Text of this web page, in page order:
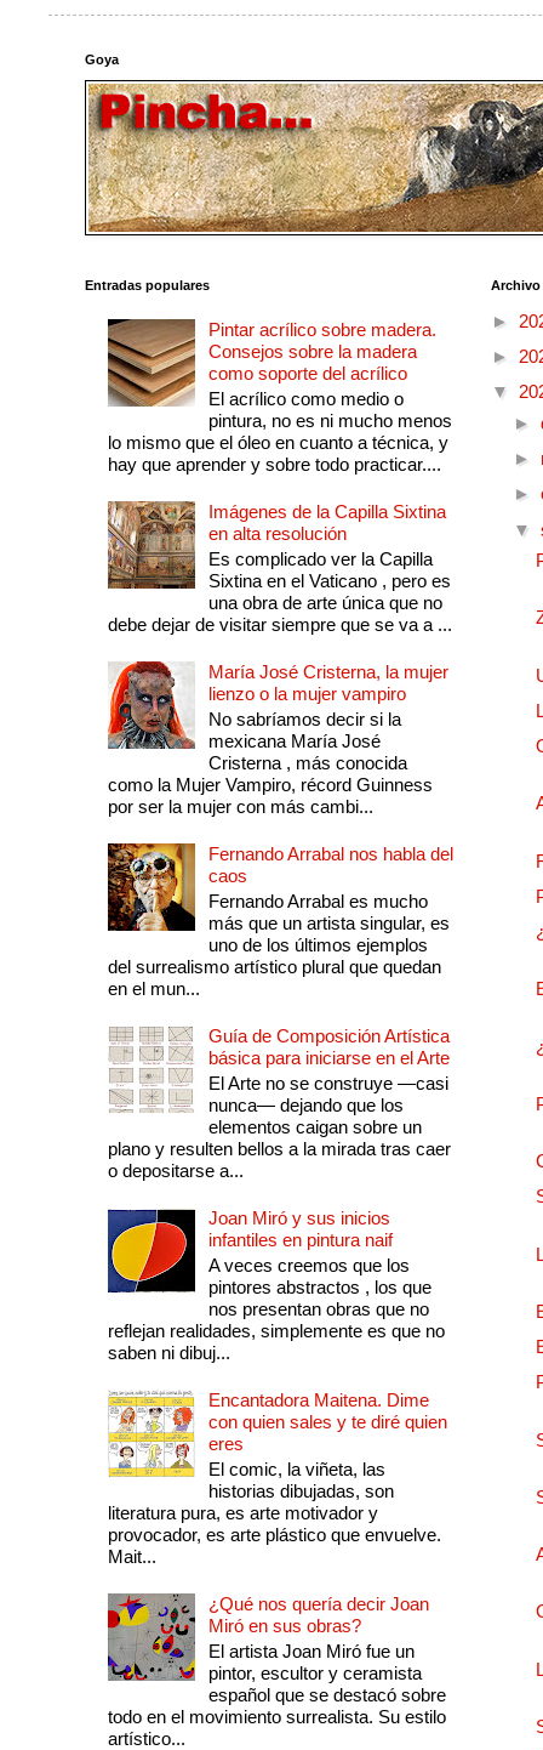
Goya
Entradas populares
Pintar acrílico sobre madera.
Consejos sobre la madera
como soporte del acrílico
El acrílico como medio o
pintura, no es ni mucho menos
lo mismo que el óleo en cuanto a técnica, y
hay que aprender y sobre todo practicar....
Imágenes de la Capilla Sixtina
en alta resolución
Es complicado ver la Capilla
Sixtina en el Vaticano , pero es
una obra de arte única que no
debe dejar de visitar siempre que se va a ...
María José Cristerna, la mujer
lienzo o la mujer vampiro
No sabríamos decir si la
mexicana María José
Cristerna , más conocida
como la Mujer Vampiro, récord Guinness
por ser la mujer con más cambi...
Fernando Arrabal nos habla del
caos
Fernando Arrabal es mucho
más que un artista singular, es
uno de los últimos ejemplos
del surrealismo artístico plural que quedan
en el mun...
Guía de Composición Artística
básica para iniciarse en el Arte
El Arte no se construye —casi
nunca— dejando que los
elementos caigan sobre un
plano y resulten bellos a la mirada tras caer
o depositarse a...
Joan Miró y sus inicios
infantiles en pintura naif
A veces creemos que los
pintores abstractos , los que
nos presentan obras que no
reflejan realidades, simplemente es que no
saben ni dibuj...
Encantadora Maitena. Dime
con quien sales y te diré quien
eres
El comic, la viñeta, las
historias dibujadas, son
literatura pura, es arte motivador y
provocador, es arte plástico que envuelve.
Mait...
¿Qué nos quería decir Joan
Miró en sus obras?
El artista Joan Miró fue un
pintor, escultor y ceramista
español que se destacó sobre
todo en el movimiento surrealista. Su estilo
artístico...
►
►
▼
►
►
►
▼